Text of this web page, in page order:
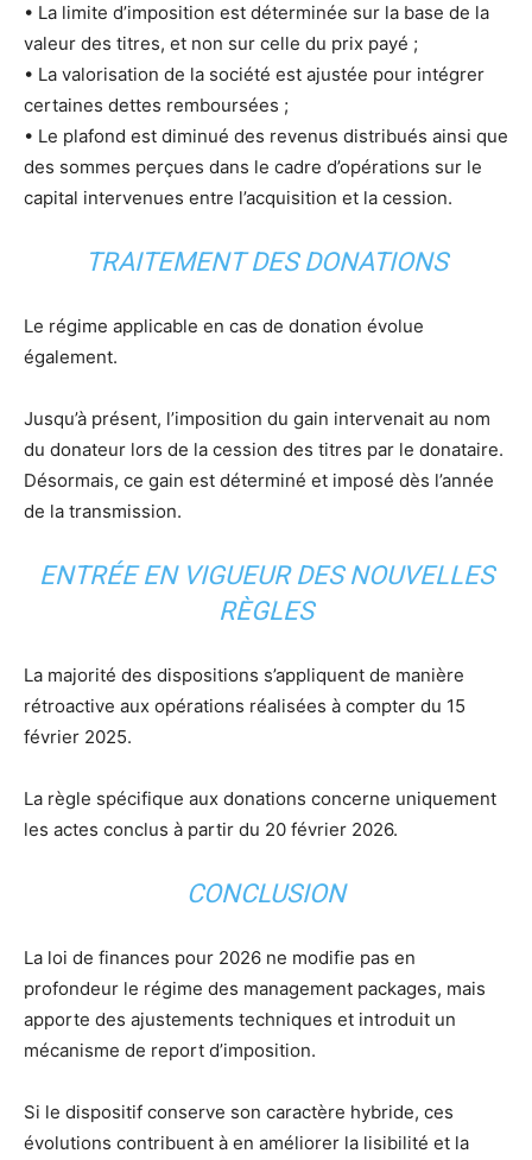
• La limite d’imposition est déterminée sur la base de la
valeur des titres, et non sur celle du prix payé ;
• La valorisation de la société est ajustée pour intégrer
certaines dettes remboursées ;
• Le plafond est diminué des revenus distribués ainsi que
des sommes perçues dans le cadre d’opérations sur le
capital intervenues entre l’acquisition et la cession.
TRAITEMENT DES DONATIONS
Le régime applicable en cas de donation évolue
également.
Jusqu’à présent, l’imposition du gain intervenait au nom
du donateur lors de la cession des titres par le donataire.
Désormais, ce gain est déterminé et imposé dès l’année
de la transmission.
ENTRÉE EN VIGUEUR DES NOUVELLES
RÈGLES
La majorité des dispositions s’appliquent de manière
rétroactive aux opérations réalisées à compter du 15
février 2025.
La règle spécifique aux donations concerne uniquement
les actes conclus à partir du 20 février 2026.
CONCLUSION
La loi de finances pour 2026 ne modifie pas en
profondeur le régime des management packages, mais
apporte des ajustements techniques et introduit un
mécanisme de report d’imposition.
Si le dispositif conserve son caractère hybride, ces
évolutions contribuent à en améliorer la lisibilité et la